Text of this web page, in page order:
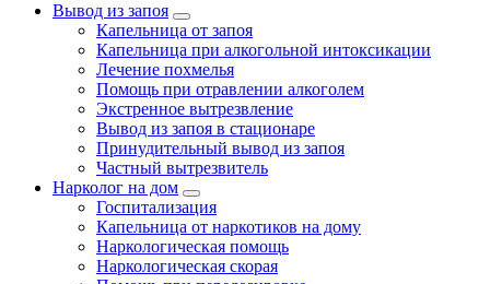
Вывод из запоя
Капельница от запоя
Капельница при алкогольной интоксикации
Лечение похмелья
Помощь при отравлении алкоголем
Экстренное вытрезвление
Вывод из запоя в стационаре
Принудительный вывод из запоя
Частный вытрезвитель
Нарколог на дом
Госпитализация
Капельница от наркотиков на дому
Наркологическая помощь
Наркологическая скорая